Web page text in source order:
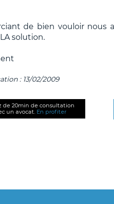
de bien vouloir
solution.
: 13/02/2009
de 20min de consultation
un avocat. En profiter